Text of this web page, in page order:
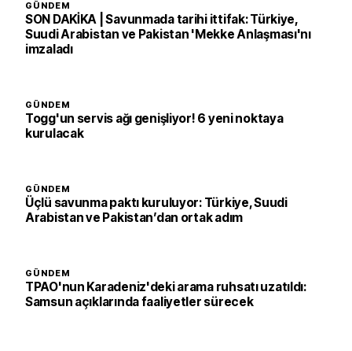
GÜNDEM
SON DAKİKA | Savunmada tarihi ittifak: Türkiye,
Suudi Arabistan ve Pakistan 'Mekke Anlaşması'nı
imzaladı
GÜNDEM
Togg'un servis ağı genişliyor! 6 yeni noktaya
kurulacak
GÜNDEM
Üçlü savunma paktı kuruluyor: Türkiye, Suudi
Arabistan ve Pakistan’dan ortak adım
GÜNDEM
TPAO'nun Karadeniz'deki arama ruhsatı uzatıldı:
Samsun açıklarında faaliyetler sürecek